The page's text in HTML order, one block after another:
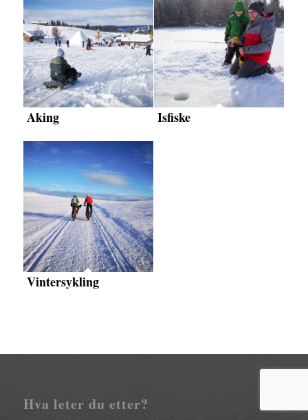
Aking Isfiske
Vintersykling
Hva leter du etter?